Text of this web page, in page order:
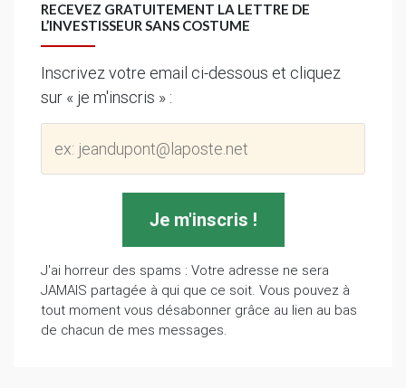
RECEVEZ GRATUITEMENT LA LETTRE DE
L’INVESTISSEUR SANS COSTUME
Inscrivez votre email ci-dessous et cliquez
sur « je m'inscris » :
J'ai horreur des spams : Votre adresse ne sera
JAMAIS partagée à qui que ce soit. Vous pouvez à
tout moment vous désabonner grâce au lien au bas
de chacun de mes messages.